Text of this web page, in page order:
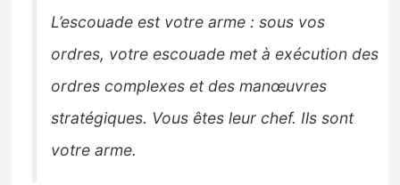
L’escouade est votre arme : sous vos
ordres, votre escouade met à exécution des
ordres complexes et des manœuvres
stratégiques. Vous êtes leur chef. Ils sont
votre arme.